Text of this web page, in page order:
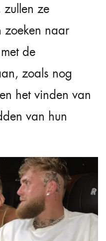
zullen ze
zoeken naar
de
zoals nog
het vinden van
van hun